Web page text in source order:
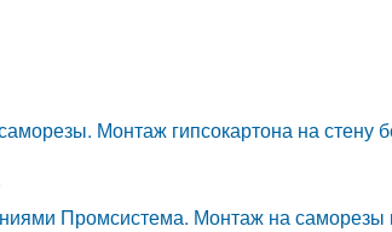
Монтаж гипсокартона на стену
Промсистема. Монтаж на саморезы